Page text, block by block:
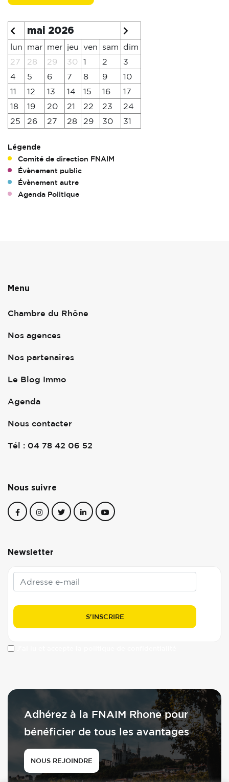
mai 2026
lun mar mer jeu ven sam
dim
27
28 29 30 1 2
3
4
5 6 7 8 9
10
11
12 13 14 15 16
17
18
19 20 21 22 23
24
25
26 27 28 29 30 31
Légende
Comité de direction FNAIM
Évènement public
Évènement autre
Agenda Politique
Menu
Chambre du Rhône
Nos agences
Nos partenaires
Le Blog Immo
Agenda
Nous contacter
Tél : 04 78 42 06 52
Nous suivre
Newsletter
Adhérez à la FNAIM Rhone pour
bénéficier de tous les avantages
NOUS REJOINDRE